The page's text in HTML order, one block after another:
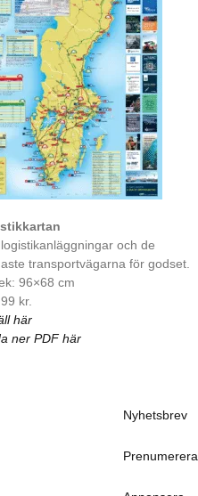
och de
transportvägarna för godset.
96×68 cm
kr.
här
ner PDF här
Nyhetsbrev
Prenumerera